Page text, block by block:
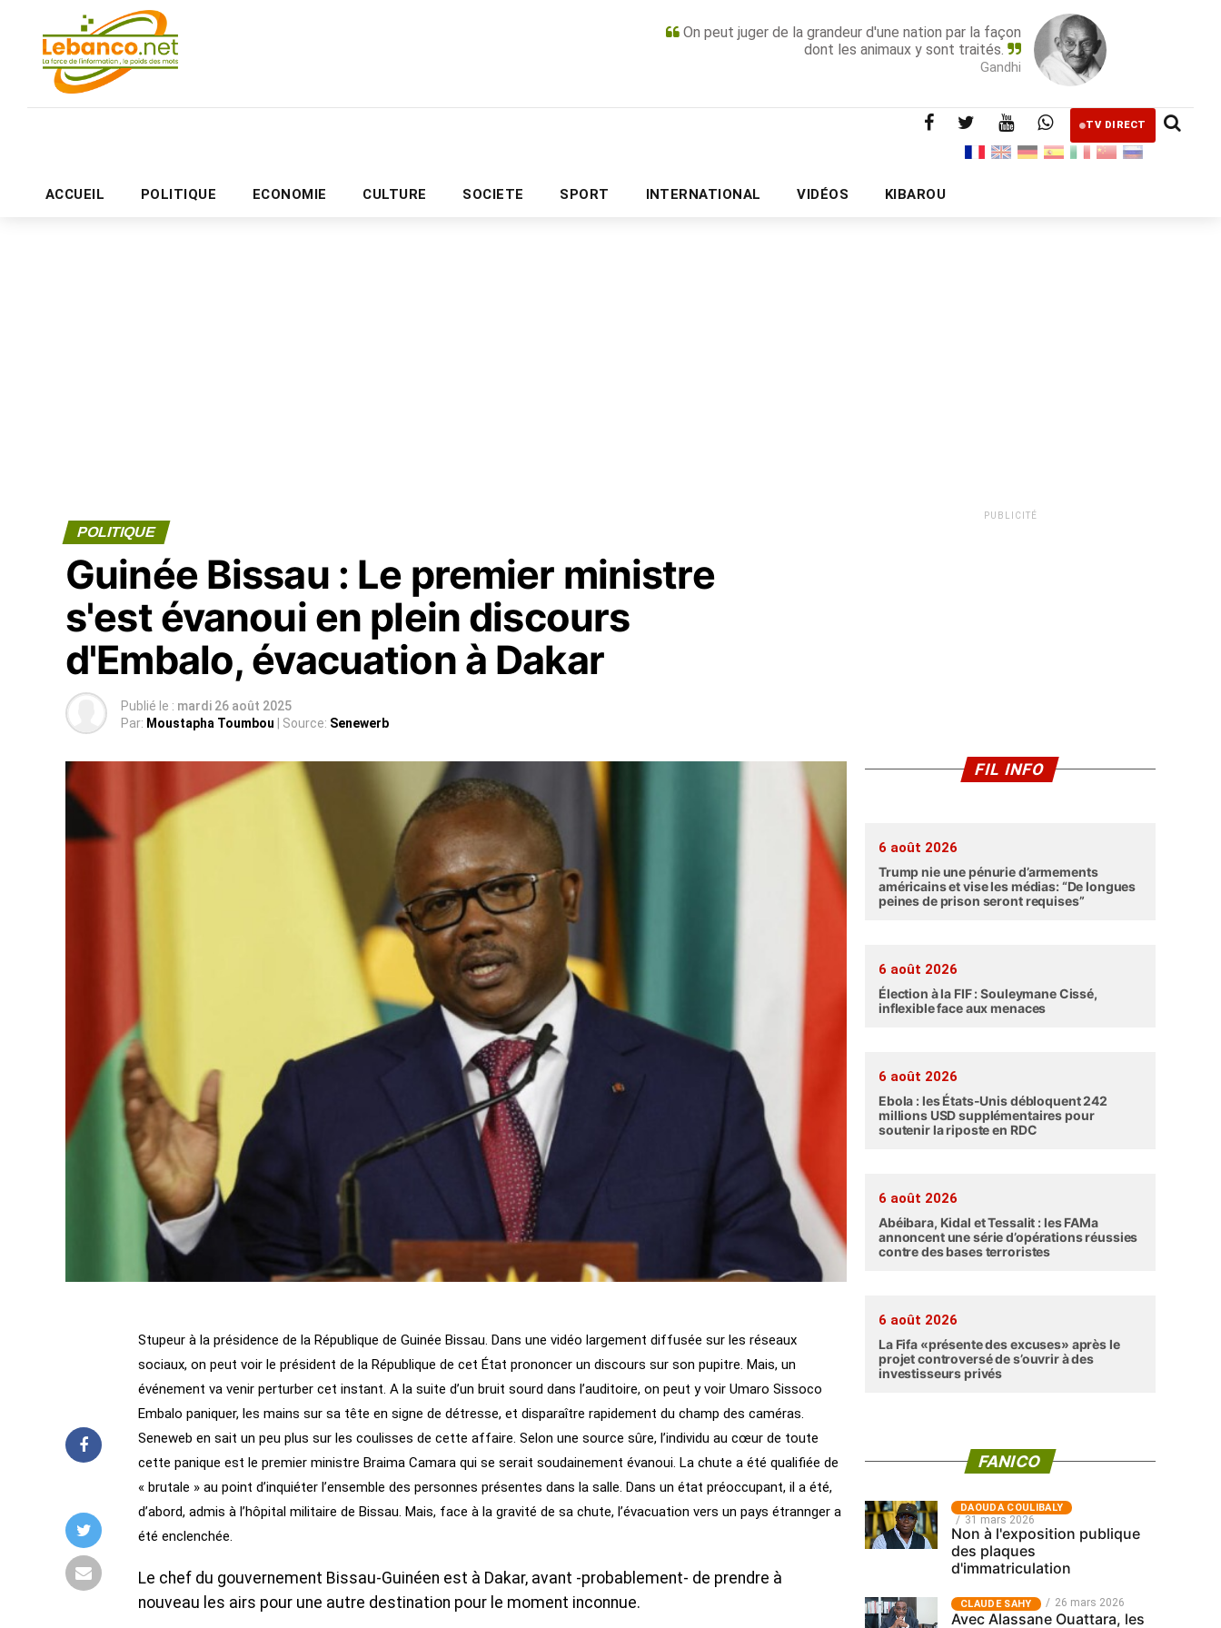
On peut juger de la grandeur d'une nation par la façon
dont les animaux y sont traités.
Gandhi
TV DIRECT
ACCUEIL POLITIQUE ECONOMIE CULTURE SOCIETE SPORT INTERNATIONAL VIDÉOS KIBAROU
PUBLICITÉ
POLITIQUE
Guinée Bissau : Le premier ministre
s'est évanoui en plein discours
d'Embalo, évacuation à Dakar
Publié le : mardi 26 août 2025
Par: Moustapha Toumbou | Source: Senewerb
Stupeur à la présidence de la République de Guinée Bissau. Dans une vidéo largement diffusée sur les réseaux
sociaux, on peut voir le président de la République de cet État prononcer un discours sur son pupitre. Mais, un
événement va venir perturber cet instant. A la suite d’un bruit sourd dans l’auditoire, on peut y voir Umaro Sissoco
Embalo paniquer, les mains sur sa tête en signe de détresse, et disparaître rapidement du champ des caméras.
Seneweb en sait un peu plus sur les coulisses de cette affaire. Selon une source sûre, l’individu au cœur de toute
cette panique est le premier ministre Braima Camara qui se serait soudainement évanoui. La chute a été qualifiée de
« brutale » au point d’inquiéter l’ensemble des personnes présentes dans la salle. Dans un état préoccupant, il a été,
d’abord, admis à l’hôpital militaire de Bissau. Mais, face à la gravité de sa chute, l’évacuation vers un pays étrannger a
été enclenchée.
Le chef du gouvernement Bissau-Guinéen est à Dakar, avant -probablement- de prendre à
nouveau les airs pour une autre destination pour le moment inconnue.
PUBLICITÉ
FIL INFO
6 août 2026
Trump nie une pénurie d’armements
américains et vise les médias: “De longues
peines de prison seront requises”
6 août 2026
Élection à la FIF : Souleymane Cissé,
inflexible face aux menaces
6 août 2026
Ebola : les États-Unis débloquent 242
millions USD supplémentaires pour
soutenir la riposte en RDC
6 août 2026
Abéibara, Kidal et Tessalit : les FAMa
annoncent une série d’opérations réussies
contre des bases terroristes
6 août 2026
La Fifa «présente des excuses» après le
projet controversé de s’ouvrir à des
investisseurs privés
FANICO
‎DAOUDA COULIBALY
31 mars 2026
Non à l'exposition publique
des plaques
d'immatriculation
CLAUDE SAHY 26 mars 2026
Avec Alassane Ouattara, les